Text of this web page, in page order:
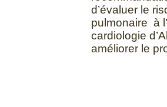
d’évaluer le
pulmonaire à
cardiologie
améliorer le